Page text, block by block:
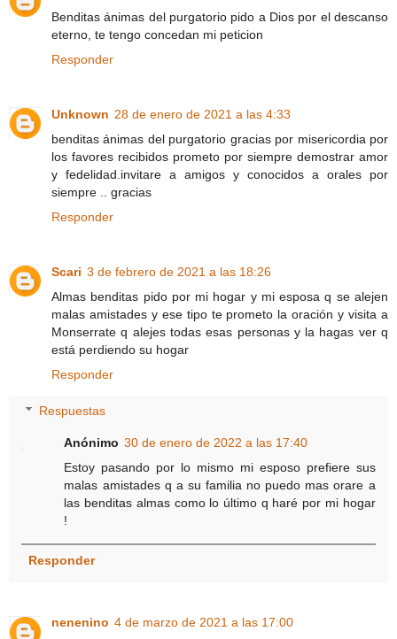
Benditas ánimas del purgatorio pido a Dios por el descanso
eterno, te tengo concedan mi peticion
Responder
Unknown 28 de enero de 2021 a las 4:33
benditas ánimas del purgatorio gracias por misericordia por
los favores recibidos prometo por siempre demostrar amor
y fedelidad.invitare a amigos y conocidos a orales por
siempre .. gracias
Responder
Scari 3 de febrero de 2021 a las 18:26
Almas benditas pido por mi hogar y mi esposa q se alejen
malas amistades y ese tipo te prometo la oración y visita a
Monserrate q alejes todas esas personas y la hagas ver q
está perdiendo su hogar
Responder
Respuestas
Anónimo 30 de enero de 2022 a las 17:40
Estoy pasando por lo mismo mi esposo prefiere sus
malas amistades q a su familia no puedo mas orare a
las benditas almas como lo último q haré por mi hogar
!
Responder
nenenino 4 de marzo de 2021 a las 17:00